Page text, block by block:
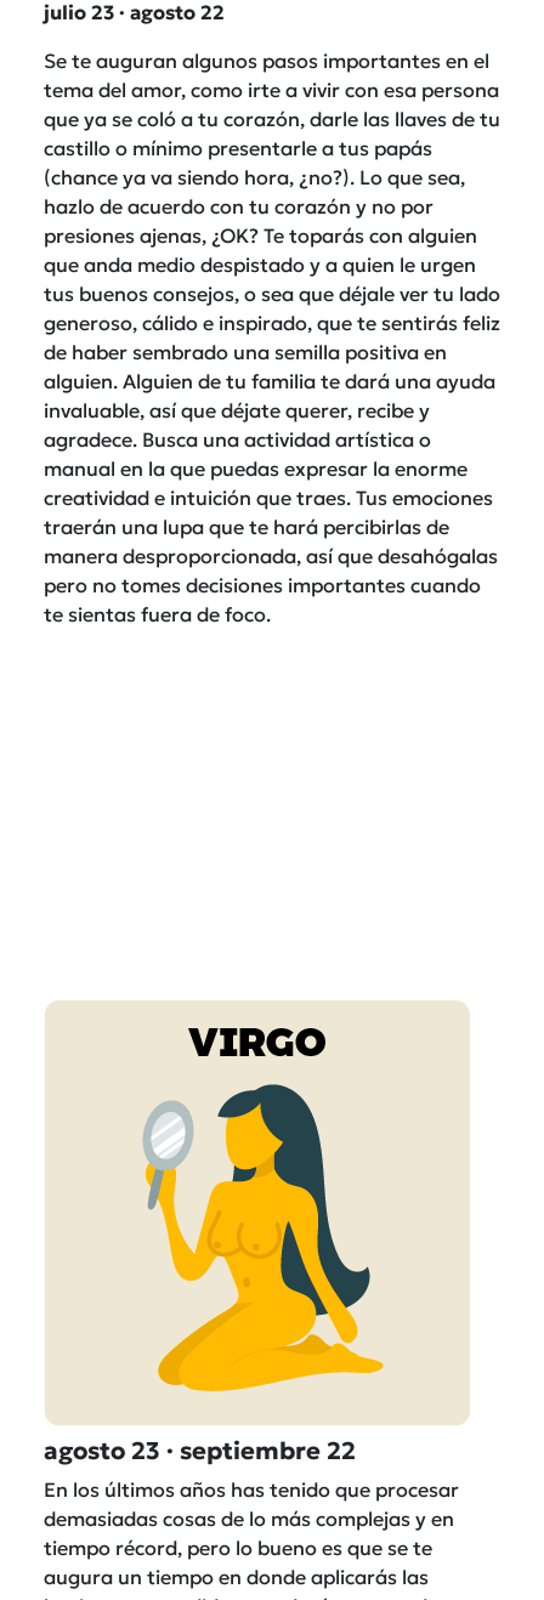
julio 23 · agosto 22
Se te auguran algunos pasos importantes en el
tema del amor, como irte a vivir con esa persona
que ya se coló a tu corazón, darle las llaves de tu
castillo o mínimo presentarle a tus papás
(chance ya va siendo hora, ¿no?). Lo que sea,
hazlo de acuerdo con tu corazón y no por
presiones ajenas, ¿OK? Te toparás con alguien
que anda medio despistado y a quien le urgen
tus buenos consejos, o sea que déjale ver tu lado
generoso, cálido e inspirado, que te sentirás feliz
de haber sembrado una semilla positiva en
alguien. Alguien de tu familia te dará una ayuda
invaluable, así que déjate querer, recibe y
agradece. Busca una actividad artística o
manual en la que puedas expresar la enorme
creatividad e intuición que traes. Tus emociones
traerán una lupa que te hará percibirlas de
manera desproporcionada, así que desahógalas
pero no tomes decisiones importantes cuando
te sientas fuera de foco.
agosto 23 · septiembre 22
En los últimos años has tenido que procesar
demasiadas cosas de lo más complejas y en
tiempo récord, pero lo bueno es que se te
augura un tiempo en donde aplicarás las